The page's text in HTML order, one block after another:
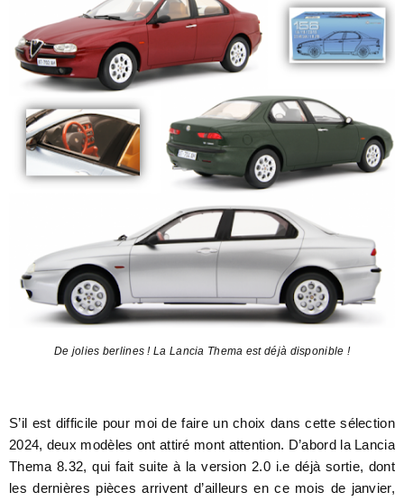
De jolies berlines ! La Lancia Thema est déjà disponible !
S’il est difficile pour moi de faire un choix dans cette sélection
2024, deux modèles ont attiré mont attention. D’abord la Lancia
Thema 8.32, qui fait suite à la version 2.0 i.e déjà sortie, dont
les dernières pièces arrivent d’ailleurs en ce mois de janvier,